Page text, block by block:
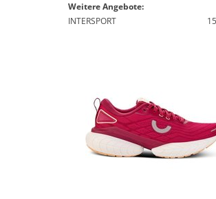
Weitere Angebote:
INTERSPORT